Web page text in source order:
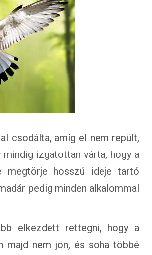
csodálta, amíg el nem repült,
izgatottan várta, hogy a
megtörje hosszú ideje tartó
pedig minden alkalommal
elkezdett rettegni, hogy a
majd nem jön, és soha többé